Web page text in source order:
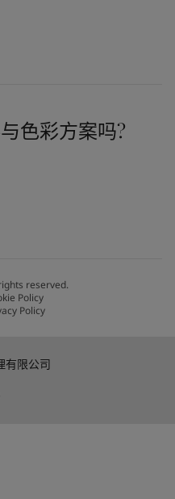
色彩方案吗?
reserved.
Policy
Policy
有限公司